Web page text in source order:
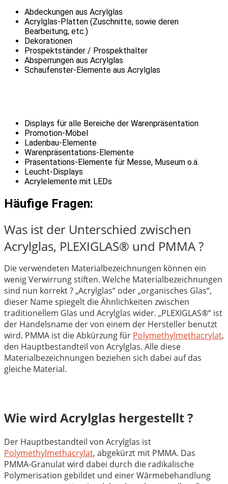
Abdeckungen aus Acrylglas
Acrylglas-Platten (Zuschnitte, sowie deren
Bearbeitung, etc.)
Dekorationen
Prospektständer / Prospekthalter
Absperrungen aus Acrylglas
Schaufenster-Elemente aus Acrylglas
Displays für alle Bereiche der Warenpräsentation
Promotion-Möbel
Ladenbau-Elemente
Warenpräsentations-Elemente
Präsentations-Elemente für Messe, Museum o.ä.
Leucht-Displays
Acrylelemente mit LEDs
Häufige Fragen:
Was ist der Unterschied zwischen
Acrylglas, PLEXIGLAS® und PMMA ?
Die verwendeten Materialbezeichnungen können ein
wenig Verwirrung stiften. Welche Materialbezeichnungen
sind nun korrekt ? „Acrylglas“ oder „organisches Glas“,
dieser Name spiegelt die Ähnlichkeiten zwischen
traditionellem Glas und Acrylglas wider. „PLEXIGLAS®“ ist
der Handelsname der von einem der Hersteller benutzt
wird. PMMA ist die Abkürzung für Polymethylmethacrylat,
den Hauptbestandteil von Acrylglas. Alle diese
Materialbezeichnungen beziehen sich dabei auf das
gleiche Material.
Wie wird Acrylglas hergestellt ?
Der Hauptbestandteil von Acrylglas ist
Polymethylmethacrylat, abgekürzt mit PMMA. Das
PMMA-Granulat wird dabei durch die radikalische
Polymerisation gebildet und einer Wärmebehandlung